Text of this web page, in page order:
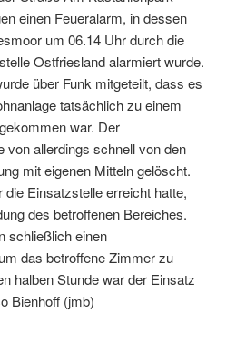
einen Feueralarm, in dessen
um 06.14 Uhr durch die
Ostfriesland alarmiert wurde.
über Funk mitgeteilt, dass es
tatsächlich zu einem
war. Der
von allerdings schnell von den
mit eigenen Mitteln gelöscht.
Einsatzstelle erreicht hatte,
des betroffenen Bereiches.
schließlich einen
das betroffene Zimmer zu
halben Stunde war der Einsatz
Bienhoff (jmb)